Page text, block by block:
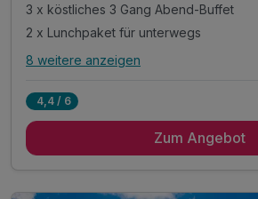
3 x köstliches 3 Gang Abend-Buffet
2 x Lunchpaket für unterwegs
Alle Inklusivleistungen
3 x reichhaltiges Frühstück vom Buffet
8 weitere anzeigen
4,4 / 6
Zum Angebot